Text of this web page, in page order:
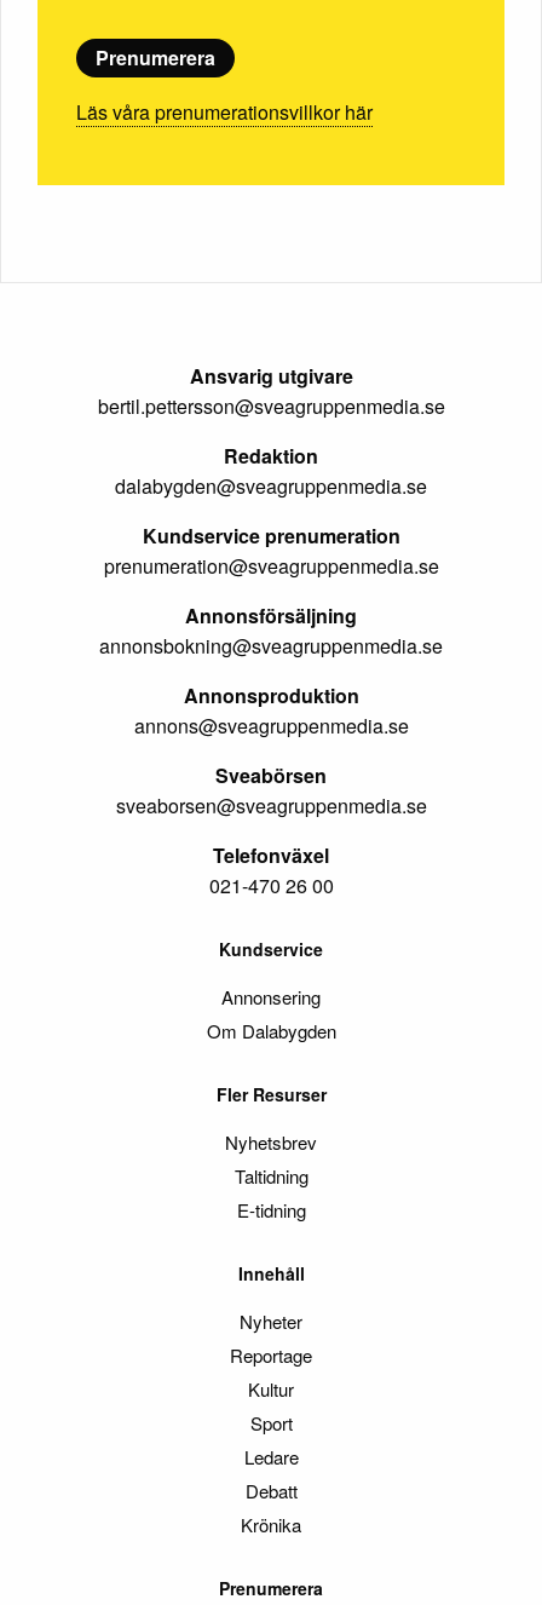
Prenumerera
Läs våra prenumerationsvillkor här
Ansvarig utgivare
bertil.pettersson@sveagruppenmedia.se
Redaktion
dalabygden@sveagruppenmedia.se
Kundservice prenumeration
prenumeration@sveagruppenmedia.se
Annonsförsäljning
annonsbokning@sveagruppenmedia.se
Annonsproduktion
annons@sveagruppenmedia.se
Sveabörsen
sveaborsen@sveagruppenmedia.se
Telefonväxel
021-470 26 00
Kundservice
Annonsering
Om Dalabygden
Fler Resurser
Nyhetsbrev
Taltidning
E-tidning
Innehåll
Nyheter
Reportage
Kultur
Sport
Ledare
Debatt
Krönika
Prenumerera